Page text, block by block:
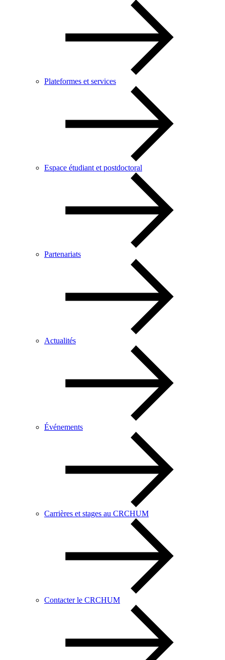
Plateformes et services
Espace étudiant et postdoctoral
Partenariats
Actualités
Événements
Carrières et stages au CRCHUM
Contacter le CRCHUM